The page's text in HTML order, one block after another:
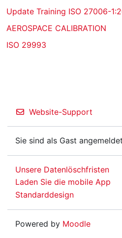
Update Training ISO 27006-
AEROSPACE CALIBRATION
ISO 29993
Website-Support
Sie sind als Gast
Unsere Datenlöschfristen
Laden Sie die mobile App
Standarddesign
Powered by Moodle